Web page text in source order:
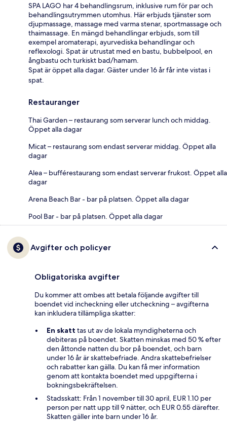
SPA LAGO har 4 behandlingsrum, inklusive rum för par och
behandlingsutrymmen utomhus. Här erbjuds tjänster som
djupmassage, massage med varma stenar, sportmassage och
thaimassage. En mängd behandlingar erbjuds, som till
exempel aromaterapi, ayurvediska behandlingar och
reflexologi. Spat är utrustat med en bastu, bubbelpool, en
ångbastu och turkiskt bad/hamam.
Spat är öppet alla dagar. Gäster under 16 år får inte vistas i
spat.
Restauranger
Thai Garden – restaurang som serverar lunch och middag.
Öppet alla dagar
Micat – restaurang som endast serverar middag. Öppet alla
dagar
Alea – bufférestaurang som endast serverar frukost. Öppet alla
dagar
Arena Beach Bar - bar på platsen. Öppet alla dagar
Pool Bar - bar på platsen. Öppet alla dagar
Avgifter och policyer
Obligatoriska avgifter
Du kommer att ombes att betala följande avgifter till
boendet vid incheckning eller utcheckning – avgifterna
kan inkludera tillämpliga skatter:
En skatt tas ut av de lokala myndigheterna och
debiteras på boendet. Skatten minskas med 50 % efter
den åttonde natten du bor på boendet, och barn
under 16 år är skattebefriade. Andra skattebefrielser
och rabatter kan gälla. Du kan få mer information
genom att kontakta boendet med uppgifterna i
bokningsbekräftelsen.
Stadsskatt: Från 1 november till 30 april, EUR 1.10 per
person per natt upp till 9 nätter, och EUR 0.55 därefter.
Skatten gäller inte barn under 16 år.